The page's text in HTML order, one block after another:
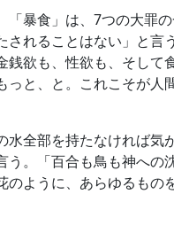
暴食」は、7つの大罪
れることはない」と言
欲も、性欲も、そして
と、と。これこそが人
全部を持たなければ
。「百合も鳥も神への
ように、あらゆるもの